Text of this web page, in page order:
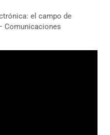
el campo de
Comunicaciones